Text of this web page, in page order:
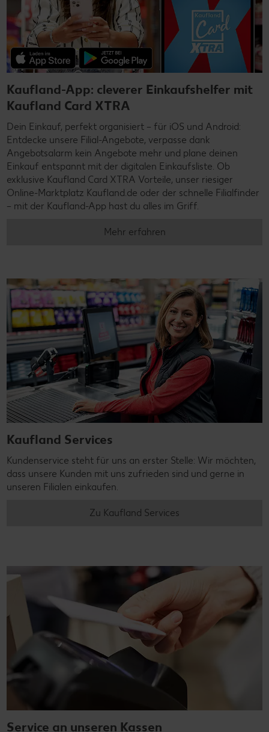
Kaufland-App: cleverer Einkaufshelfer mit
Kaufland Card XTRA
Dein Einkauf, perfekt organisiert – für iOS und Android:
Entdecke unsere Filial-Angebote, verpasse dank
Angebotsalarm kein Angebote mehr und plane deinen
Einkauf entspannt mit der digitalen Einkaufsliste. Ob
exklusive Kaufland Card XTRA Vorteile, unser riesiger
Online-Marktplatz Kaufland.de oder der schnelle Filialfinder
– mit der Kaufland-App hast du alles im Griff.
Mehr erfahren
Kaufland Services
Kundenservice steht für uns an erster Stelle: Wir möchten,
dass unsere Kunden mit uns zufrieden sind und gerne in
unseren Filialen einkaufen.
Zu Kaufland Services
Service an unseren Kassen